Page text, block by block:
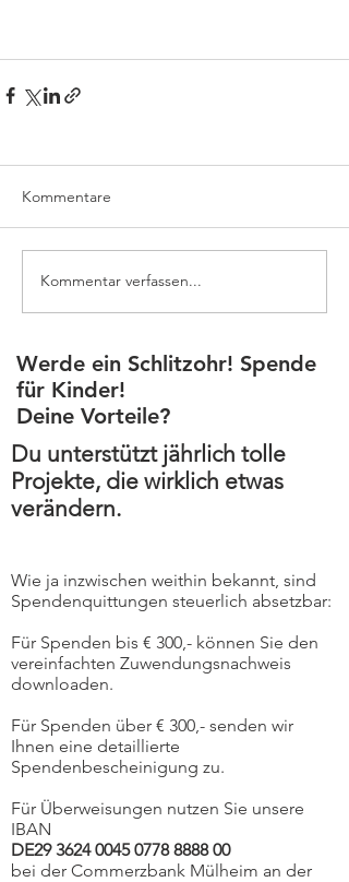
Kommentare
Kommentar verfassen...
Werde ein Schlitzohr! Spende
für Kinder!
Deine Vorteile?
Du unterstützt jährlich tolle
Projekte, die wirklich etwas
verändern.
Wie ja inzwischen weithin bekannt, sind
Spendenquittungen steuerlich absetzbar:
Für Spenden bis € 300,- können Sie den
vereinfachten Zuwendungsnachweis
downloaden.
Für Spenden über € 300,- senden wir
Ihnen eine detaillierte
Spendenbescheinigung zu.
Für Überweisungen nutzen Sie unsere
IBAN
DE293624 0045 0778 888800
bei der Commerzbank Mülheim an der